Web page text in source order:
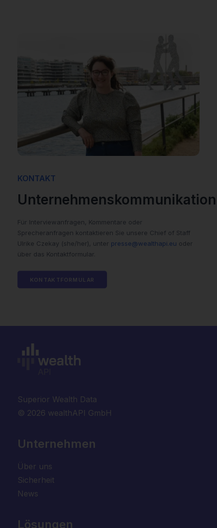
KONTAKT
Unternehmenskommunikation
Für Interviewanfragen, Kommentare oder
Sprecheranfragen kontaktieren Sie unsere Chief of Staff
Ulrike Czekay (she/her), unter presse@wealthapi.eu oder
über das Kontaktformular.
KONTAKTFORMULAR
Superior Wealth Data
© 2026 wealthAPI GmbH
Unternehmen
Über uns
Sicherheit
News
Lösungen